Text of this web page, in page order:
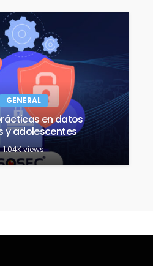
GENERAL
en datos
y adolescentes
1.04K views